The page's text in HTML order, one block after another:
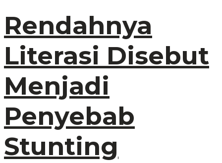
Rendahnya
Literasi Disebut
Menjadi
Penyebab
Stunting